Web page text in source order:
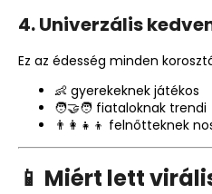
4. Univerzális
Ez az édesség minden
👶 gyerekeknek játékos
🧑‍🤝‍🧑 fiataloknak trendi
👨‍👩‍👧‍👦 felnőtteknek
📱 Miért lett